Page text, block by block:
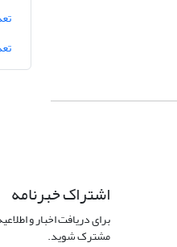
اشتراک خبرنامه
برای دریافت اخبار و
مشترک شوید.